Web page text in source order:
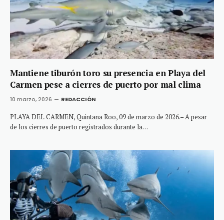
Mantiene tiburón toro su presencia en Playa del
Carmen pese a cierres de puerto por mal clima
10 marzo, 2026 REDACCIÓN
PLAYA DEL CARMEN, Quintana Roo, 09 de marzo de 2026.– A pesar
de los cierres de puerto registrados durante la…